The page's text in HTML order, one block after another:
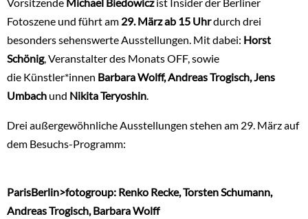
Fotoszene und führt am 29. März ab 15 Uhrdurch drei
besonders sehenswerte Ausstellungen. Mit dabei: Horst
Schönig, Veranstalter des Monats OFF, sowie
die Künstler*innen Barbara Wolff, Andreas Trogisch, Jens
Umbach und Nikita Teryoshin
Drei außergewöhnliche Ausstellungen stehen am 29. März auf
dem Besuchs-Programm:
ParisBerlin>fotogroup: Renko Recke, Torsten Schumann,
Andreas Trogisch, Barbara Wolff